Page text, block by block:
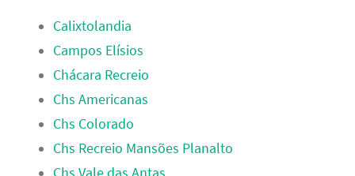
Calixtolandia
Campos Elísios
Chácara Recreio
Chs Americanas
Chs Colorado
Chs Recreio Mansões Planalto
Chs Vale das Antas